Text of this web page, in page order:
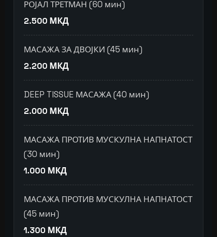
РОЈАЛ ТРЕТМАН (60 мин)
2.500 МКД
МАСАЖА ЗА ДВОЈКИ (45 мин)
2.200 МКД
DEEP TISSUE МАСАЖА (40 мин)
2.000 МКД
МАСАЖА ПРОТИВ МУСКУЛНА НАПНАТОСТ
(30 мин)
1.000 МКД
МАСАЖА ПРОТИВ МУСКУЛНА НАПНАТОСТ
(45 мин)
1.300 МКД